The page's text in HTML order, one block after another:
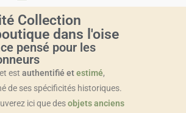
Collection
dans l'oise
pensé pour les
estauthentifié etestimé,
de ses spécificités historiques.
ici que desobjets anciens